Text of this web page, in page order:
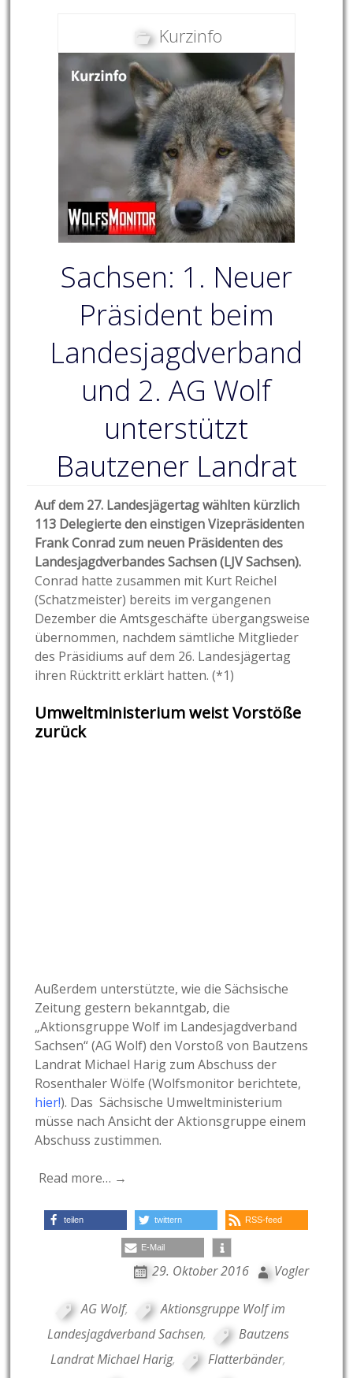
Kurzinfo
Sachsen: 1. Neuer
Präsident beim
Landesjagdverband
und 2. AG Wolf
unterstützt
Bautzener Landrat
Auf dem 27. Landesjägertag wählten kürzlich
113 Delegierte den einstigen Vizepräsidenten
Frank Conrad zum neuen Präsidenten des
Landesjagdverbandes Sachsen (LJV Sachsen).
Conrad hatte zusammen mit Kurt Reichel
(Schatzmeister) bereits im vergangenen
Dezember die Amtsgeschäfte übergangsweise
übernommen, nachdem sämtliche Mitglieder
des Präsidiums auf dem 26. Landesjägertag
ihren Rücktritt erklärt hatten. (*1)
Umweltministerium weist Vorstöße
zurück
Außerdem unterstützte, wie die Sächsische
Zeitung gestern bekanntgab, die
„Aktionsgruppe Wolf im Landesjagdverband
Sachsen“ (AG Wolf) den Vorstoß von Bautzens
Landrat Michael Harig zum Abschuss der
Rosenthaler Wölfe (Wolfsmonitor berichtete,
hier!). Das Sächsische Umweltministerium
müsse nach Ansicht der Aktionsgruppe einem
Abschuss zustimmen.
Read more… →
teilen twittern RSS-feed
E-Mail
29. Oktober 2016 Vogler
AG Wolf,
Aktionsgruppe Wolf im
Landesjagdverband Sachsen,
Bautzens
Landrat Michael Harig, Flatterbänder,